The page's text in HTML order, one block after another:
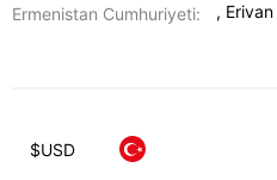
Ermenistan Cumhuriyeti:
, Erivan
$USD